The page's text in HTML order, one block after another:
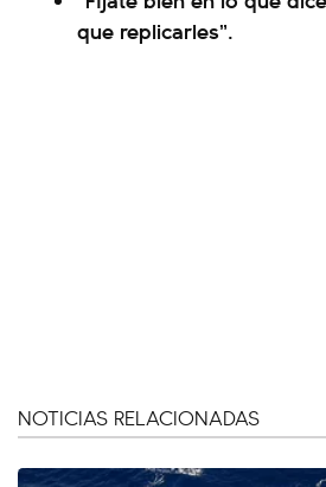
que replicarles”.
NOTICIAS RELACIONADAS